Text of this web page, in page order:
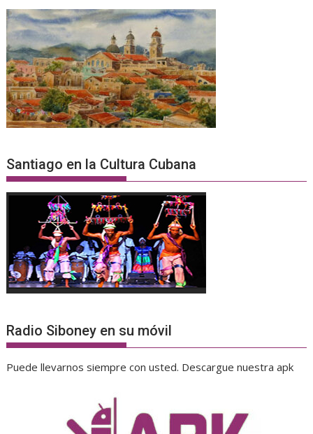
Santiago en la Cultura Cubana
Radio Siboney en su móvil
Puede llevarnos siempre con usted. Descargue nuestra apk